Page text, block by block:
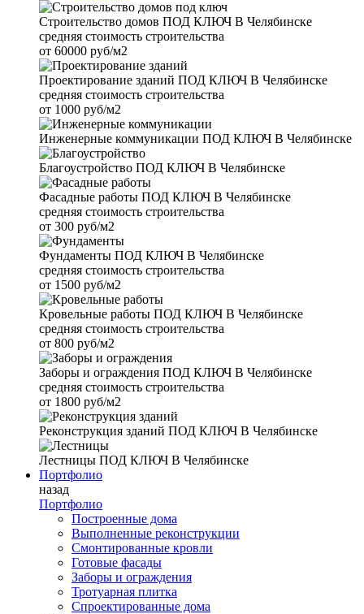
Строительство домов ПОД КЛЮЧ В Челябинске
средняя стоимость строительства
от 60000 руб/м2
Проектирование зданий ПОД КЛЮЧ В Челябинске
средняя стоимость строительства
от 1000 руб/м2
Инженерные коммуникации ПОД КЛЮЧ В Челябинске
Благоустройство ПОД КЛЮЧ В Челябинске
Фасадные работы ПОД КЛЮЧ В Челябинске
средняя стоимость строительства
от 300 руб/м2
Фундаменты ПОД КЛЮЧ В Челябинске
средняя стоимость строительства
от 1500 руб/м2
Кровельные работы ПОД КЛЮЧ В Челябинске
средняя стоимость строительства
от 800 руб/м2
Заборы и ограждения ПОД КЛЮЧ В Челябинске
средняя стоимость строительства
от 1800 руб/м2
Реконструкция зданий ПОД КЛЮЧ В Челябинске
Лестницы ПОД КЛЮЧ В Челябинске
Портфолио
назад
Портфолио
Построенные дома
Выполненные реконструкции
Смонтированные кровли
Готовые фасады
Заборы и ограждения
Тротуарная плитка
Спроектированные дома